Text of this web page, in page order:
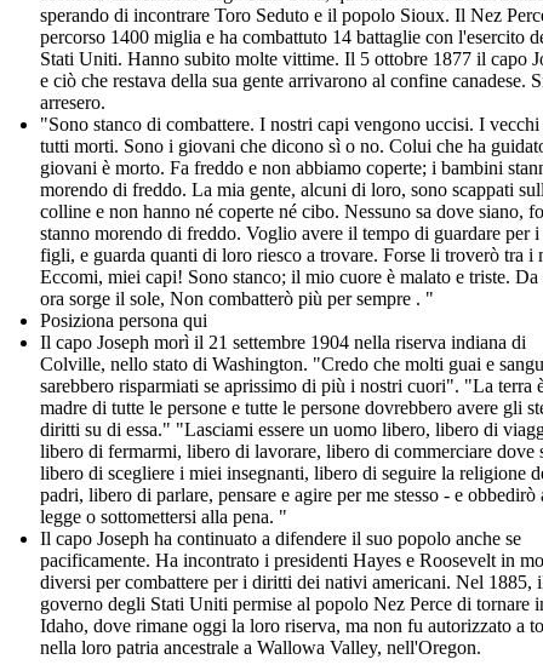
sperando di incontrare Toro Seduto e il popolo Sioux. Il Nez
percorso 1400 miglia e ha combattuto 14 battaglie con l'esercito
Stati Uniti. Hanno subito molte vittime. Il 5 ottobre 1877 il capo
e ciò che restava della sua gente arrivarono al confine canadese.
arresero.
"Sono stanco di combattere. I nostri capi vengono uccisi. I vecchi
tutti morti. Sono i giovani che dicono sì o no. Colui che ha
giovani è morto. Fa freddo e non abbiamo coperte; i bambini
morendo di freddo. La mia gente, alcuni di loro, sono scappati
colline e non hanno né coperte né cibo. Nessuno sa dove siano,
stanno morendo di freddo. Voglio avere il tempo di guardare per
figli, e guarda quanti di loro riesco a trovare. Forse li troverò tra i
Eccomi, miei capi! Sono stanco; il mio cuore è malato e triste. Da
ora sorge il sole, Non combatterò più per sempre . "
Posiziona persona qui
Il capo Joseph morì il 21 settembre 1904 nella riserva indiana di
Colville, nello stato di Washington. "Credo che molti guai e
sarebbero risparmiati se aprissimo di più i nostri cuori". "La terra
madre di tutte le persone e tutte le persone dovrebbero avere gli
diritti su di essa." "Lasciami essere un uomo libero, libero di
libero di fermarmi, libero di lavorare, libero di commerciare dove
libero di scegliere i miei insegnanti, libero di seguire la religione
padri, libero di parlare, pensare e agire per me stesso - e obbedirò
legge o sottomettersi alla pena. "
Il capo Joseph ha continuato a difendere il suo popolo anche se
pacificamente. Ha incontrato i presidenti Hayes e Roosevelt in
diversi per combattere per i diritti dei nativi americani. Nel 1885,
governo degli Stati Uniti permise al popolo Nez Perce di tornare
Idaho, dove rimane oggi la loro riserva, ma non fu autorizzato a
nella loro patria ancestrale a Wallowa Valley, nell'Oregon.